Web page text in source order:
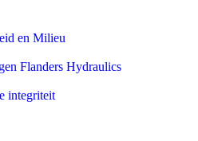
en Milieu
Flanders Hydraulics
integriteit